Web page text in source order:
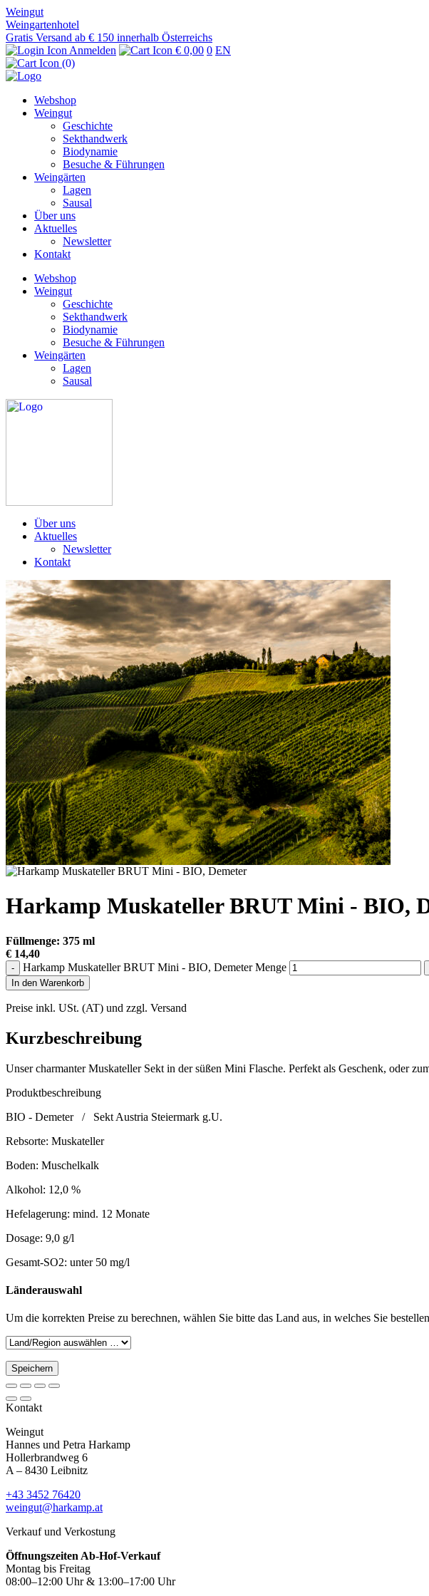
Weingut
Weingartenhotel
Gratis Versand ab € 150 innerhalb Österreichs
Anmelden
€ 0,00 0 EN
(0)
Webshop
Weingut
Geschichte
Sekthandwerk
Biodynamie
Besuche & Führungen
Weingärten
Lagen
Sausal
Über uns
Aktuelles
Newsletter
Kontakt
Webshop
Weingut
Geschichte
Sekthandwerk
Biodynamie
Besuche & Führungen
Weingärten
Lagen
Sausal
Über uns
Aktuelles
Newsletter
Kontakt
Harkamp Muskateller BRUT Mini - BIO,
Füllmenge: 375 ml
€ 14,40
- Harkamp Muskateller BRUT Mini - BIO, Demeter Menge
In den Warenkorb
Preise inkl. USt. (AT) und zzgl. Versand
Kurzbeschreibung
Unser charmanter Muskateller Sekt in der süßen Mini Flasche. Perfekt als Geschenk, oder
Produktbeschreibung
BIO - Demeter / Sekt Austria Steiermark g.U.
Rebsorte: Muskateller
Boden: Muschelkalk
Alkohol: 12,0 %
Hefelagerung: mind. 12 Monate
Dosage: 9,0 g/l
Gesamt-SO2: unter 50 mg/l
Länderauswahl
Um die korrekten Preise zu berechnen, wählen Sie bitte das Land aus, in welches Sie
Speichern
Kontakt
Weingut
Hannes und Petra Harkamp
Hollerbrandweg 6
A – 8430 Leibnitz
+43 3452 76420
weingut@harkamp.at
Verkauf und Verkostung
Öffnungszeiten Ab-Hof-Verkauf
Montag bis Freitag
08:00–12:00 Uhr & 13:00–17:00 Uhr